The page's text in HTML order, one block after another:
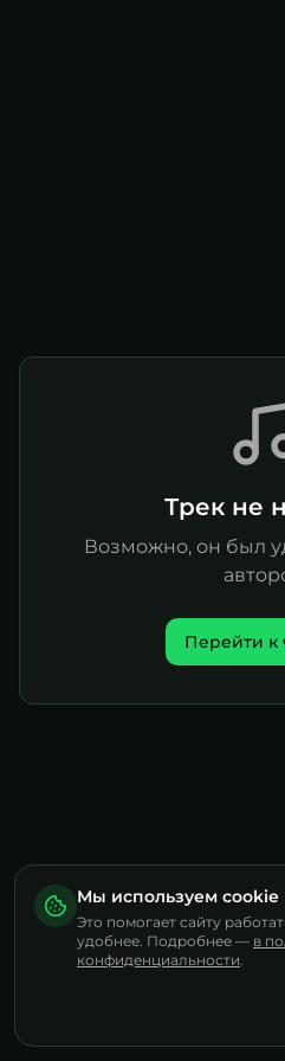
Трек не
Возможно, он был
Перейти к
Мы используем cookie
Это помогает сайту
удобнее. Подробнее — в
конфиденциальности.